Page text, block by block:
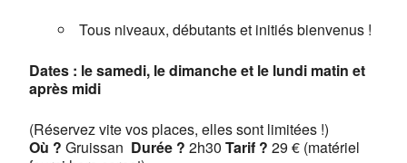
Tous niveaux, débutants et initiés bienvenus !
Dates : le samedi, le dimanche et le lundi matin et
après midi
(Réservez vite vos places, elles sont limitées !)
Où ? Gruissan Durée ? 2h30 Tarif ? 29 € (matériel